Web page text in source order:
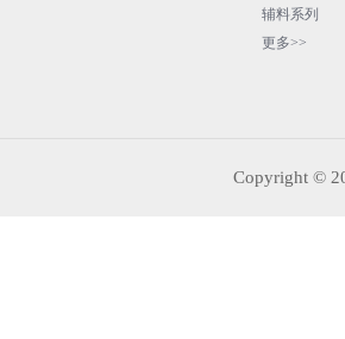
辅料系列
更多>>
Copyright ©